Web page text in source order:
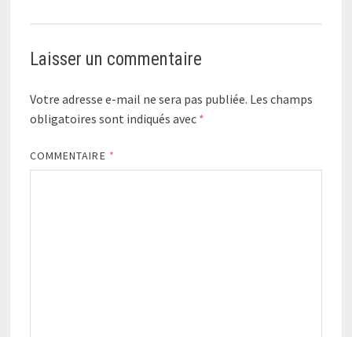
Laisser un commentaire
Votre adresse e-mail ne sera pas publiée. Les champs
obligatoires sont indiqués avec *
COMMENTAIRE *